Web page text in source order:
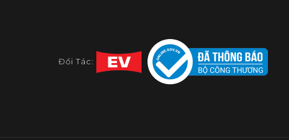
Đối Tác: